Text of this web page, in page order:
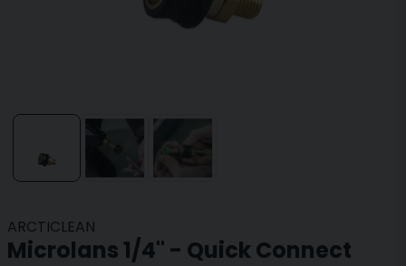
ARCTICLEAN
Microlans 1/4" - Quick Connect